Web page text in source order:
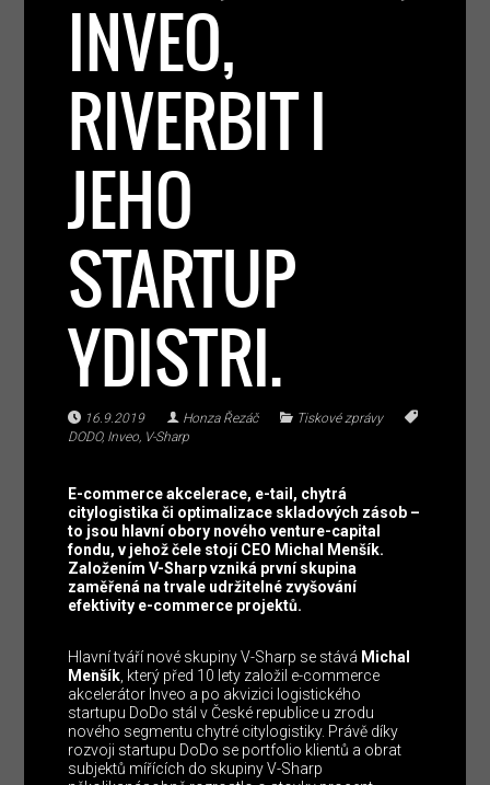
INVEO,
RIVERBIT I
JEHO
STARTUP
YDISTRI.
16.9.2019 Honza Řezáč
Tiskové zprávy
DODO, Inveo V-Sharp
E-commerce akcelerace, e-tail, chytrá
citylogistika či optimalizace skladových zásob –
to jsou hlavní obory nového venture-capital
fondu, v jehož čele stojí CEO Michal Menšík.
Založením V-Sharp vzniká první skupina
zaměřená na trvale udržitelné zvyšování
efektivity e-commerce projektů.
Hlavní tváří nové skupiny V-Sharp se stává Michal
Menšík , který před 10 lety založil e-commerce
akcelerátor Inveo a po akvizici logistického
startupu DoDo stál v České republice u zrodu
nového segmentu chytré citylogistiky. Právě díky
rozvoji startupu DoDo se portfolio klientů a obrat
subjektů mířících do skupiny V-Sharp